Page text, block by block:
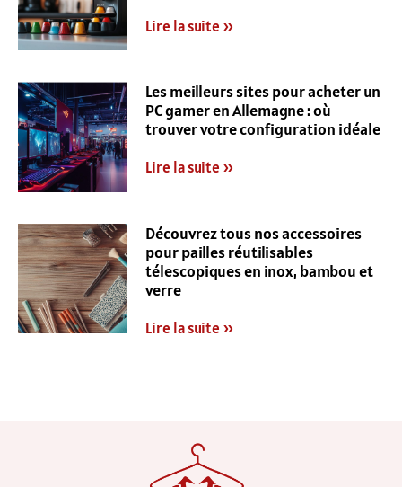
Lire la suite »
Les meilleurs sites pour acheter un
PC gamer en Allemagne : où
trouver votre configuration idéale
Lire la suite »
Découvrez tous nos accessoires
pour pailles réutilisables
télescopiques en inox, bambou et
verre
Lire la suite »